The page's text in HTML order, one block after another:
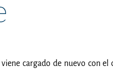
cargado de nuevo con